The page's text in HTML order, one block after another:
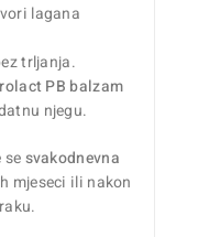
lagana
trljanja.
PB balzam
njegu.
svakodnevna
mjeseci ili nakon